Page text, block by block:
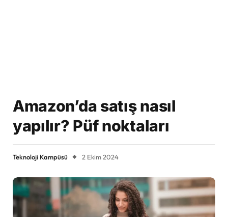
Amazon’da satış nasıl
yapılır? Püf noktaları
Teknoloji Kampüsü 2 Ekim 2024